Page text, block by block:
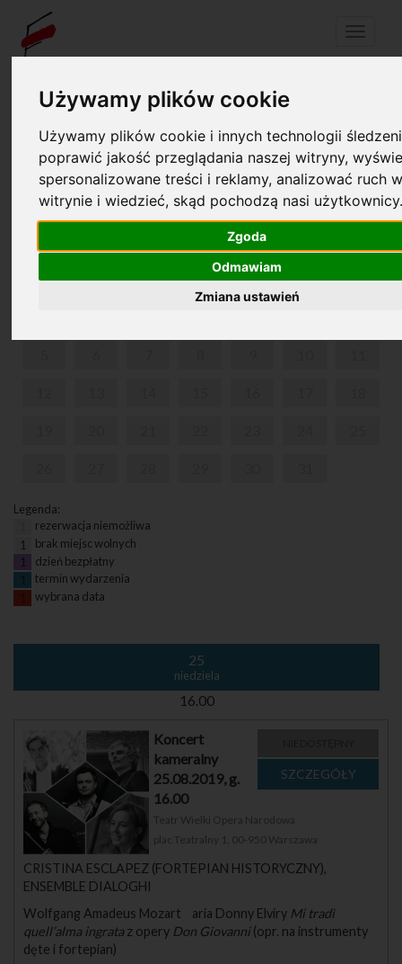
Używamy plików cookie
Używamy plików cookie i innych technologii
poprawić jakość przeglądania naszej witryny,
spersonalizowane treści i reklamy, analizować ruch
witrynie i wiedzieć, skąd pochodzą nasi
Zgoda
Odmawiam
Zmiana ustawień
Menu
pl
Twój koszyk jest pusty!
XV MIĘDZYNARODOWY FESTIWAL MUZYCZNY
CHOPIN I JEGO EUROPA
SIERPIEŃ 2019
PON WT ŚR CZW PIĄ SOB NIE
Legenda:
rezerwacja niemożliwa
1
brak miejsc wolnych
1
dzień bezpłatny
termin wydarzenia
1
wybrana data
25
niedziela
16.00
Koncert
kameralny
25.08.2019, g.
16.00
Teatr Wielki Opera Narodowa
plac Teatralny 1, 00-950 Warszawa
CRISTINA ESCLAPEZ (FORTEPIAN HISTORYCZNY),
ENSEMBLE DIALOGHI
Wolfgang Amadeus Mozart aria Donny Elviry Mi tradì
quell’alma ingrataz opery Don Giovanni(opr. na instrumenty
dęte i fortepian)